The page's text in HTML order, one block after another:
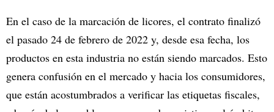
En el caso de la marcación de licores, el contrato finalizó
el pasado 24 de febrero de 2022 y, desde esa fecha, los
productos en esta industria no están siendo marcados. Esto
genera confusión en el mercado y hacia los consumidores,
que están acostumbrados a verificar las etiquetas fiscales,